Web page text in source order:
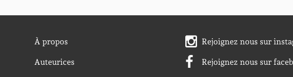
À propos
Auteurices
Rejoignez nous sur
Rejoignez nous sur